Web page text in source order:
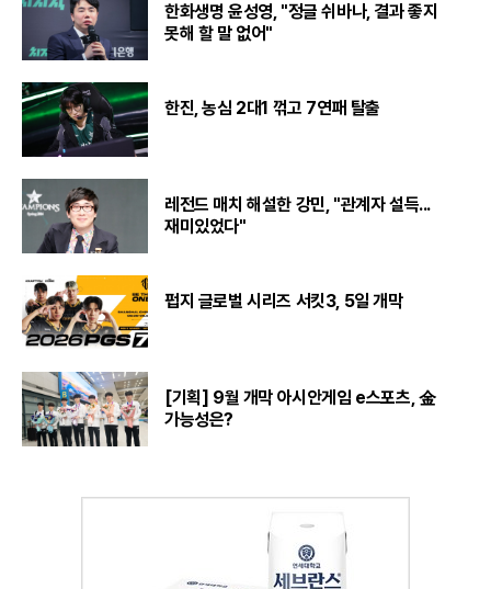
한화생명 윤성영, "정글 쉬바나, 결과 좋지
못해 할 말 없어"
한진, 농심 2대1 꺾고 7연패 탈출
레전드 매치 해설한 강민, "관계자 설득...
재미있었다"
펍지 글로벌 시리즈 서킷3, 5일 개막
[기획] 9월 개막 아시안게임 e스포츠, 金
가능성은?